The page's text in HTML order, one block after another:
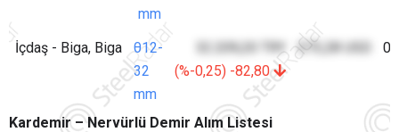
mm
İçdaş - Biga, Biga
θ12-
32
mm
32.209,20 TRY
(%-0,25) -82,80
573,28 USD
Kardemir – Nervürlü Demir Alım Listesi